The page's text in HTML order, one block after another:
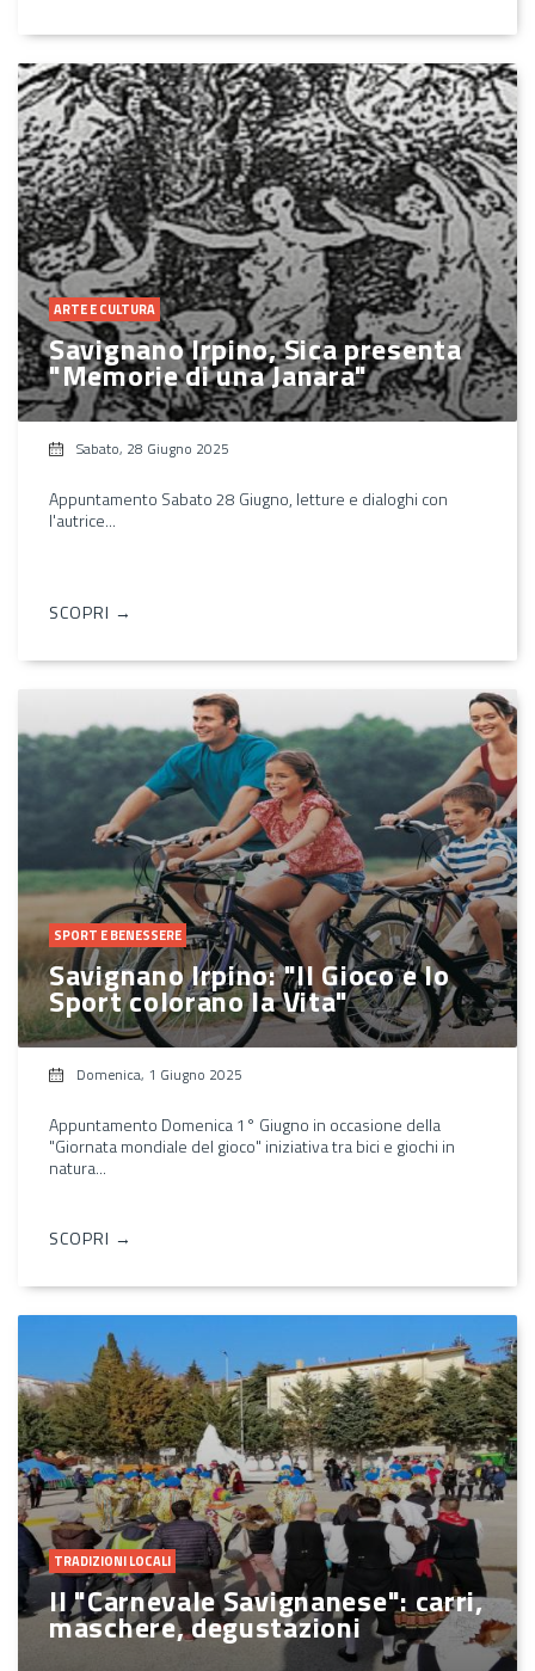
ARTE E CULTURA
Savignano Irpino, Sica presenta
"Memorie di una Janara"
Sabato, 28 Giugno 2025
Appuntamento Sabato 28 Giugno, letture e dialoghi con
l'autrice...
SCOPRI →
SPORT E BENESSERE
Savignano Irpino: "Il Gioco e lo
Sport colorano la Vita"
Domenica, 1 Giugno 2025
Appuntamento Domenica 1° Giugno in occasione della
"Giornata mondiale del gioco" iniziativa tra bici e giochi in
natura...
SCOPRI →
TRADIZIONI LOCALI
Il "Carnevale Savignanese": carri,
maschere, degustazioni